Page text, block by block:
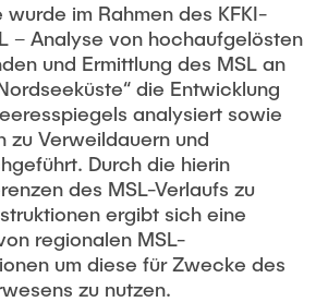
wurde im Rahmen des KFKI-
– Analyse von hochaufgelösten
und Ermittlung des MSL an
die Entwicklung
analysiert sowie
zu Verweildauern und
Durch die hierin
des MSL-Verlaufs zu
ergibt sich eine
regionalen MSL-
um diese für Zwecke des
zu nutzen.